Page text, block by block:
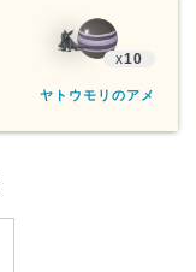
x10
ヤトウモリのアメ